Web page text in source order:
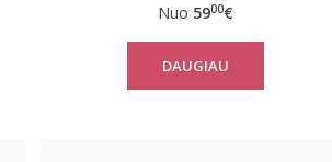
Nuo 5900€
DAUGIAU